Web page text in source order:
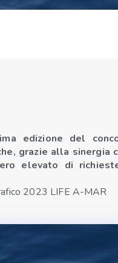
edizione del
grazie alla sinergia
elevato di
2023 LIFE A-MAR